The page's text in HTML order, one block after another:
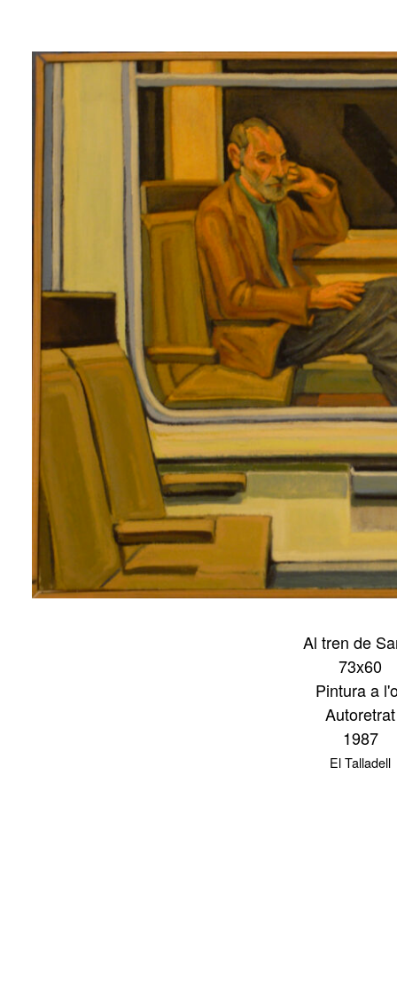
Trepat
Al tren de
73x60
Pintura a
Autoretrat
1987
El Talladell